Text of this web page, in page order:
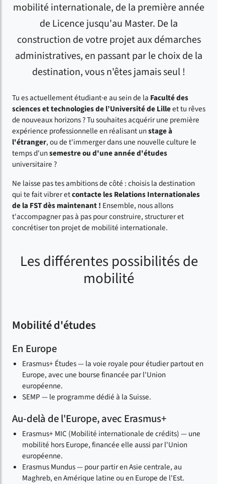
mobilité internationale, de la première année
de Licence jusqu'au Master. De la
construction de votre projet aux démarches
administratives, en passant par le choix de la
destination, vous n'êtes jamais seul !
Tu es actuellement étudiant·e au sein de la Faculté des
sciences et technologies de l’Université de Lilleet tu rêves
de nouveaux horizons ? Tu souhaites acquérir une première
expérience professionnelle en réalisant unstage à
l'étranger, ou de t'immerger dans une nouvelle culture le
temps d'unsemestre ou d'une année d'études
universitaire ?
Ne laisse pas tes ambitions de côté : choisis la destination
qui te fait vibrer etcontacte les Relations Internationales
de la FST dès maintenant ! Ensemble, nous allons
t'accompagner pas à pas pour construire, structurer et
concrétiser ton projet de mobilité internationale.
Les différentes possibilités de
mobilité
Mobilité d'études
En Europe
Erasmus+ Études — la voie royale pour étudier partout en
Europe, avec une bourse financée par l'Union
européenne.
SEMP — le programme dédié à la Suisse.
Au-delà de l'Europe, avec Erasmus+
Erasmus+ MIC (Mobilité internationale de crédits) — une
mobilité hors Europe, financée elle aussi par l'Union
européenne.
Erasmus Mundus — pour partir en Asie centrale, au
Maghreb, en Amérique latine ou en Europe de l'Est.